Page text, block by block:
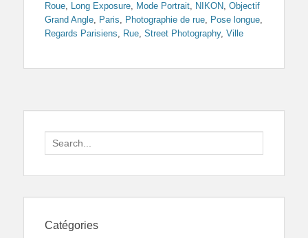
Roue, Long Exposure, Mode Portrait, NIKON, Objectif
Grand Angle, Paris, Photographie de rue, Pose longue,
Regards Parisiens, Rue, Street Photography, Ville
Search
for:
Catégories